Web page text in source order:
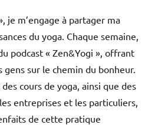
je m’engage à partager ma
du yoga. Chaque semaine,
podcast « Zen&Yogi », offrant
sur le chemin du bonheur.
cours de yoga, ainsi que des
entreprises et les particuliers,
de cette pratique